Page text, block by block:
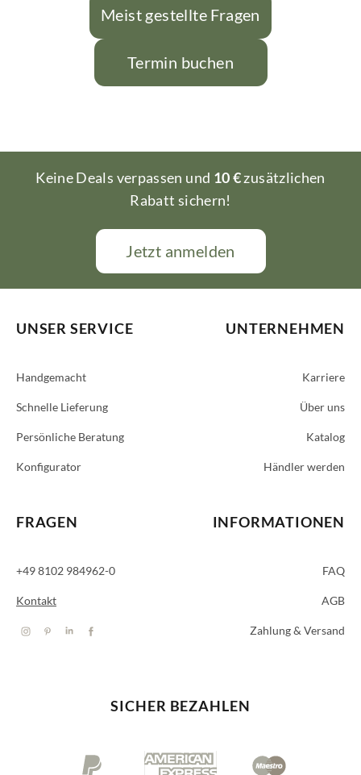
Meist gestellte Fragen
Termin buchen
Keine Deals verpassen und 10 €zusätzlichen
Rabatt sichern!
Jetzt anmelden
UNSER SERVICE
Handgemacht
Schnelle Lieferung
Persönliche Beratung
Konfigurator
FRAGEN
+49 8102 984962-0
Kontakt
UNTERNEHMEN
Karriere
Über uns
Katalog
Händler werden
INFORMATIONEN
FAQ
AGB
Zahlung & Versand
SICHER BEZAHLEN